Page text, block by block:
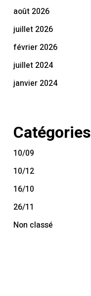
août 2026
juillet 2026
février 2026
juillet 2024
janvier 2024
Catégories
10/09
10/12
16/10
26/11
Non classé